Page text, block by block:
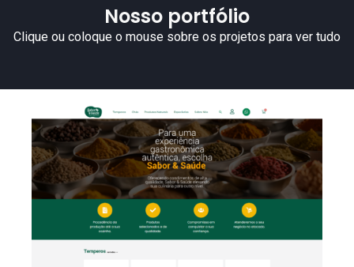
Nosso portfólio
Clique ou coloque o mouse sobre os projetos para ver tudo